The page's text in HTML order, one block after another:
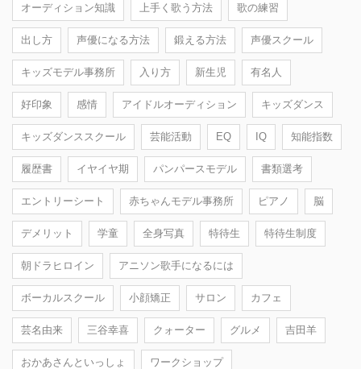
オーディション知識 上手く歌う方法 歌の練習
出し方 声優になる方法 鍛える方法 声優スクール
キッズモデル事務所 入り方 新生児 有名人
好印象 感情 アイドルオーディション キッズダンス
キッズダンススクール 芸能活動 EQ IQ 知能指数
履歴書 イヤイヤ期 パンパースモデル 書類選考
エントリーシート 赤ちゃんモデル事務所 ピアノ 脳
デメリット 学童 全身写真 特待生 特待生制度
朝ドラヒロイン アニソン歌手になるには
ボーカルスクール 小顔矯正 サロン カフェ
芸名由来 三谷幸喜 クォーター グルメ 吉田羊
おかあさんといっしょ ワークショップ